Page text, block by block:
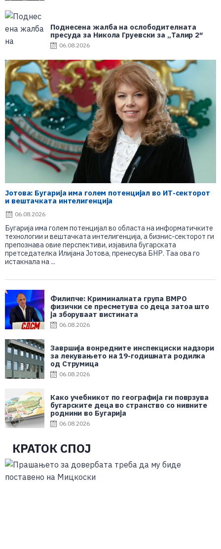
Поднесена жалба на ослободителната
пресуда за Никола Груевски за „Талир 2″
06.08.2026
Јотова: Бугарија има голем потенцијал во ИТ-секторот
и вештачката интелигенција
06.08.2026
Бугарија има голем потенцијал во областа на информатичките
технологии и вештачката интелигенција, а бизнис-секторот ги
препознава овие перспективи, изјавила бугарската
претседателка Илијана Јотова, пренесува БНР. Таа ова го
истакнала на ...
Филипче: Криминалната група ВМРО
физички се пресметува со деца затоа што
ја зборуваат вистината
06.08.2026
Завршија вонредните инспекциски надзори
за лекувањето на 19-годишната родилка
од Струмица
06.08.2026
Како учебникот по географија ги поврзува
бугарските деца во странство со нивните
роднини во Бугарија
06.08.2026
КРАТОК СПОЈ